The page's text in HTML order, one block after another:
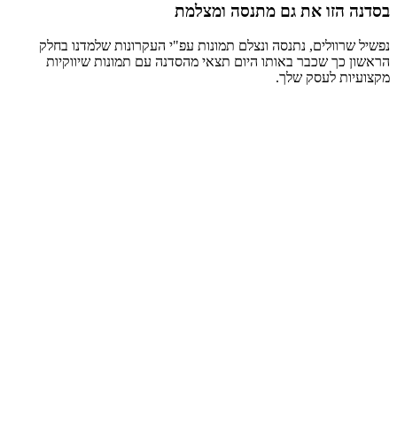
בסדנה הזו את גם מתנסה ומצלמת
נפשיל שרוולים, נתנסה ונצלם תמונות עפ"י העקרונות שלמדנו בחלק
הראשון כך שכבר באותו היום תצאי מהסדנה עם תמונות שיווקיות
מקצועיות לעסק שלך.